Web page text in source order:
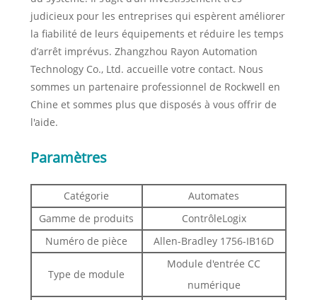
judicieux pour les entreprises qui espèrent améliorer
la fiabilité de leurs équipements et réduire les temps
d’arrêt imprévus. Zhangzhou Rayon Automation
Technology Co., Ltd. accueille votre contact. Nous
sommes un partenaire professionnel de Rockwell en
Chine et sommes plus que disposés à vous offrir de
l'aide.
Paramètres
Catégorie
Automates
Gamme de produits
ContrôleLogix
Numéro de pièce
Allen-Bradley 1756-IB16D
Type de module
Module d'entrée CC
numérique